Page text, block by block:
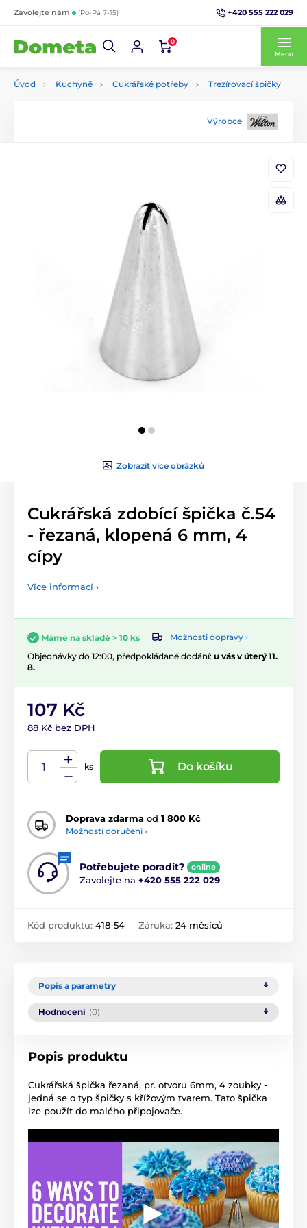
Zavolejte nám (Po-Pá 7-15) +420 555 222 029
0
Menu
Úvod Kuchyně Cukrářské potřeby Trezírovací špičky
Výrobce
Zobrazit více obrázků
Cukrářská zdobící špička č.54
- řezaná, klopená 6 mm, 4
cípy
Více informací ›
Máme na skladě > 10 ks
Možnosti dopravy ›
Objednávky do 12:00, předpokládané dodání: u vás v úterý 11.
8.
107 Kč
88 Kč bez DPH
ks Do košíku
Doprava zdarma od 1 800 Kč
Možnosti doručení ›
Potřebujete poradit? online
Zavolejte na +420 555 222 029
Kód produktu: 418-54 Záruka: 24 měsíců
Popis a parametry
Hodnocení (0)
Popis produktu
Cukrářská špička řezaná, pr. otvoru 6mm, 4 zoubky -
jedná se o typ špičky s křížovým tvarem. Tato špička
lze použít do malého připojovače.